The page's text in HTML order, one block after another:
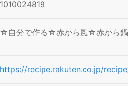
1010024819
☆自分で作る☆赤から風☆赤から
https://recipe.rakuten.co.jp/